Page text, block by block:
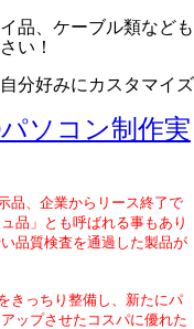
品、ケーブル類なども
い！
分好みにカスタマイズ
ソコン制作実
品、企業からリース終了で
品」とも呼ばれる事もあり
品質検査を通過した製品が
きっちり整備し、新たにパ
ップさせたコスパに優れた